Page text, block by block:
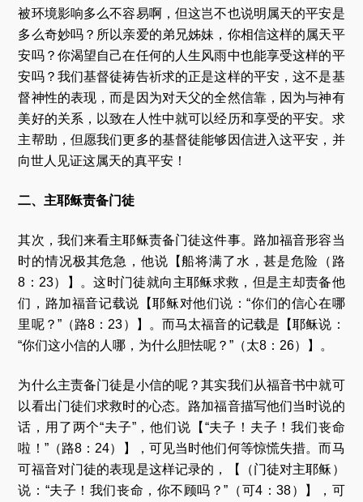
被环境影响多么不容易啊，但这岂不也说明属天的平安是
多么奇妙吗？所以亲爱的弟兄姊妹，你相信这样的属天平
安吗？你渴望自己在任何的人生风雨中也能享受这样的平
安吗？我们基督徒祷告祈求的正是这样的平安，这不是基
督神性的表现，而是因为对天父的全然信靠，因为与神有
美好的关系，以致在人性中就可以经历和享受的平安。求
主帮助，但愿我们更多的基督徒能够因信进入这平安，并
向世人见证这属天的真平安！
二、主耶稣责备门徒
其次，我们来看主耶稣责备门徒这件事。路加福音形容当
时的情况极其危急，他说【船将满了水，甚是危险（路
8：23）】。这时门徒就向主耶稣求救，但是主却责备他
们，路加福音记载说【耶稣对他们说：“你们的信心在哪
里呢？”（路8：23）】。而马太福音的记载是【耶稣说：
“你们这小信的人哪，为什么胆怯呢？”（太8：26）】。
为什么主责备门徒是小信的呢？其实我们从福音书中就可
以看出门徒们求救时的心态。路加福音描写他们当时说的
话，用了两个“夫子”，他们说【“夫子！夫子！我们丧命
啦！”（路8：24）】，可见当时他们何等惊慌失措。而马
可福音对门徒的表现是这样记录的，【（门徒对主耶稣）
说：“夫子！我们丧命，你不顾吗？”（可4：38）】，可